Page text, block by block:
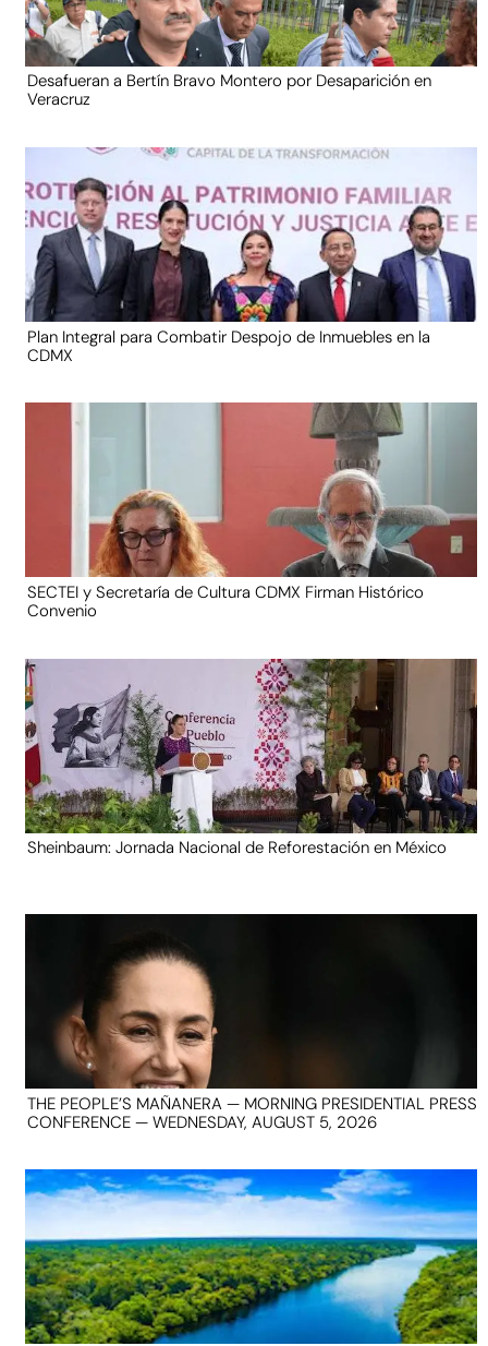
Desafueran a Bertín Bravo Montero por Desaparición en
Veracruz
Plan Integral para Combatir Despojo de Inmuebles en la
CDMX
SECTEI y Secretaría de Cultura CDMX Firman Histórico
Convenio
Sheinbaum: Jornada Nacional de Reforestación en México
THE PEOPLE’S MAÑANERA — MORNING PRESIDENTIAL PRESS
CONFERENCE — WEDNESDAY, AUGUST 5, 2026